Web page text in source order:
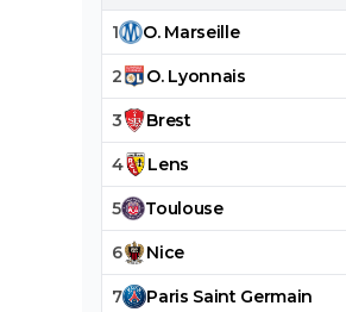
1 O. Marseille
2 O. Lyonnais
3 Brest
4 Lens
5 Toulouse
6 Nice
7 Paris Saint Germain